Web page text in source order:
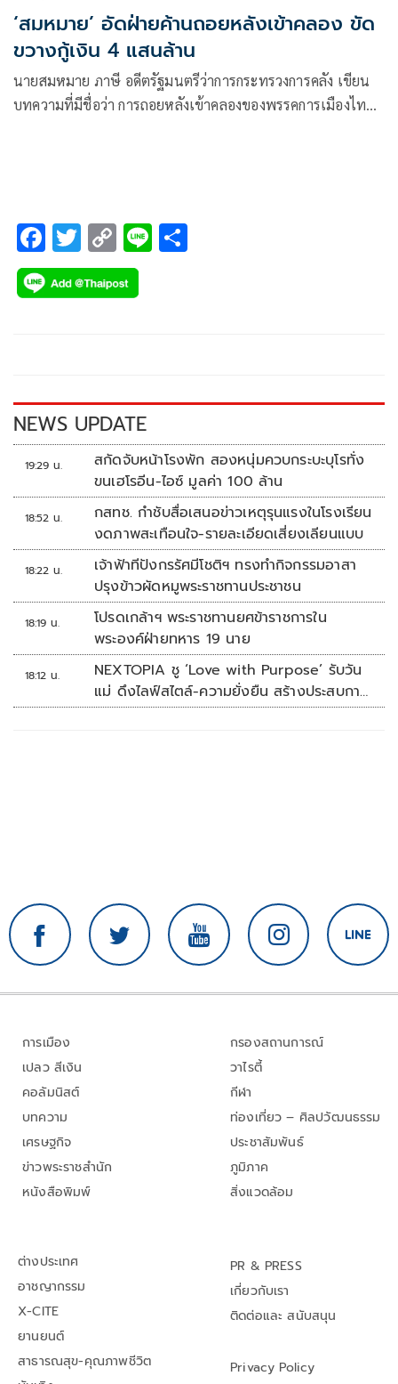
‘สมหมาย’ อัดฝ่ายค้านถอยหลังเข้าคลอง ขัด
ขวางกู้เงิน 4 แสนล้าน
นายสมหมาย ภาษี อดีตรัฐมนตรีว่าการกระทรวงการคลัง เขียน
บทความที่มีชื่อว่า การถอยหลังเข้าคลองของพรรคการเมืองไทย
F
ac
e
k
T
wi
tt
C
o
p
k
Li
NEWS UPDATE
19:29 น.
สกัดจับหน้าโรงพัก สองหนุ่มควบกระบะบุโรทั่ง
ขนเฮโรอีน-ไอซ์ มูลค่า 100 ล้าน
18:52 น.
กสทช. กำชับสื่อเสนอข่าวเหตุรุนแรงในโรงเรียน
งดภาพสะเทือนใจ-รายละเอียดเสี่ยงเลียนแบบ
18:22 น.
เจ้าฟ้าทีปังกรรัศมีโชติฯ ทรงทำกิจกรรมอาสา
ปรุงข้าวผัดหมูพระราชทานประชาชน
18:19 น.
โปรดเกล้าฯ พระราชทานยศข้าราชการใน
พระองค์ฝ่ายทหาร 19 นาย
18:12 น.
NEXTOPIA ชู ‘Love with Purpose’ รับวัน
แม่ ดึงไลฟ์สไตล์-ความยั่งยืน สร้างประสบกา
รณ์ช้อปปิงมีความหมาย
การเมือง
เปลว สีเงิน
คอลัมนิสต์
บทความ
เศรษฐกิจ
ข่าวพระราชสำนัก
หนังสือพิมพ์
กรองสถานการณ์
วาไรตี้
กีฬา
ท่องเที่ยว – ศิลปวัฒนธรรม
ประชาสัมพันธ์
ภูมิภาค
สิ่งแวดล้อม
ต่างประเทศ
อาชญากรรม
X-CITE
ยานยนต์
สาธารณสุข-คุณภาพชีวิต
PR & PRESS
เกี่ยวกับเรา
ติดต่อและ สนับสนุน
Privacy Policy